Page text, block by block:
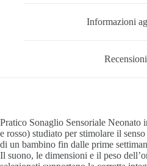
Informazioni
Pratico Sonaglio Sensoriale Neonato
e rosso) studiato per stimolare il
di un bambino fin dalle prime
Il suono, le dimensioni e il peso